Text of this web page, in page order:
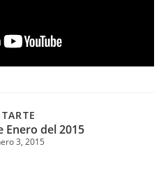
Enero del 2015
3, 2015